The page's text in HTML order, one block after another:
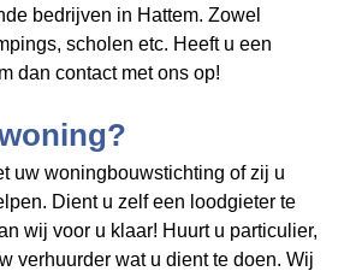
bedrijven in Hattem. Zowel
scholen etc. Heeft u een
dan contact met ons op!
uw woningbouwstichting of zij u
Dient u zelf een loodgieter te
wij voor u klaar! Huurt u particulier,
verhuurder wat u dient te doen. Wij